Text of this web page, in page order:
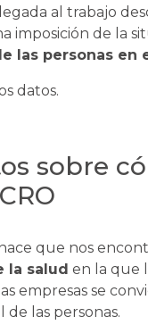
al trabajo
imposición de la
las personas en
datos.
que nos
la salud en la que
empresas se
de las personas.